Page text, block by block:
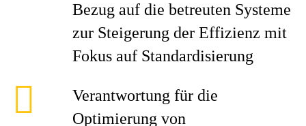
Bezug auf die betreuten Systeme
zur Steigerung der Effizienz mit
Fokus auf Standardisierung
Verantwortung für die
Optimierung von